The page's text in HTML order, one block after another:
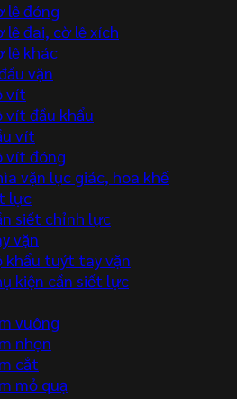
lê đóng
lê đai, cờ lê xích
lê khác
vặn
vít
vít đầu khẩu
vít
vít đóng
vặn lục giác, hoa khế
lực
siết chỉnh lực
vặn
khẩu tuýt tay vặn
kiện cần siết lực
vuông
nhọn
cắt
mỏ quạ